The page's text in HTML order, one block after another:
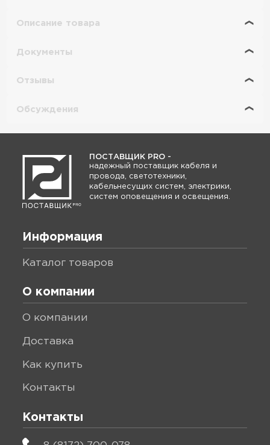
Описание товара
Документы
Отзывы
Обсуждения
ПОСТАВЩИК PRO -
надежный поставщик кабеля и
провода, светотехники,
кабельнесущих систем, электрики,
систем оповещения и освещения.
Информация
каталог товаров
О компании
о компании
доставка
как купить
контакты
Контакты